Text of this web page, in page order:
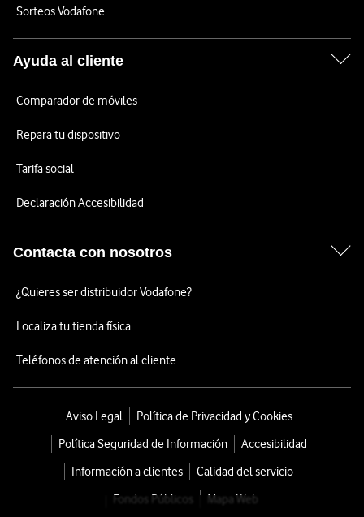
Sorteos Vodafone
Ayuda al cliente
Comparador de móviles
Repara tu dispositivo
Tarifa social
Declaración Accesibilidad
Contacta con nosotros
¿Quieres ser distribuidor Vodafone?
Localiza tu tienda física
Teléfonos de atención al cliente
Aviso Legal
Política de Privacidad y Cookies
Política Seguridad de Información
Accesibilidad
Información a clientes
Calidad del servicio
Fondos Públicos
Mapa Web